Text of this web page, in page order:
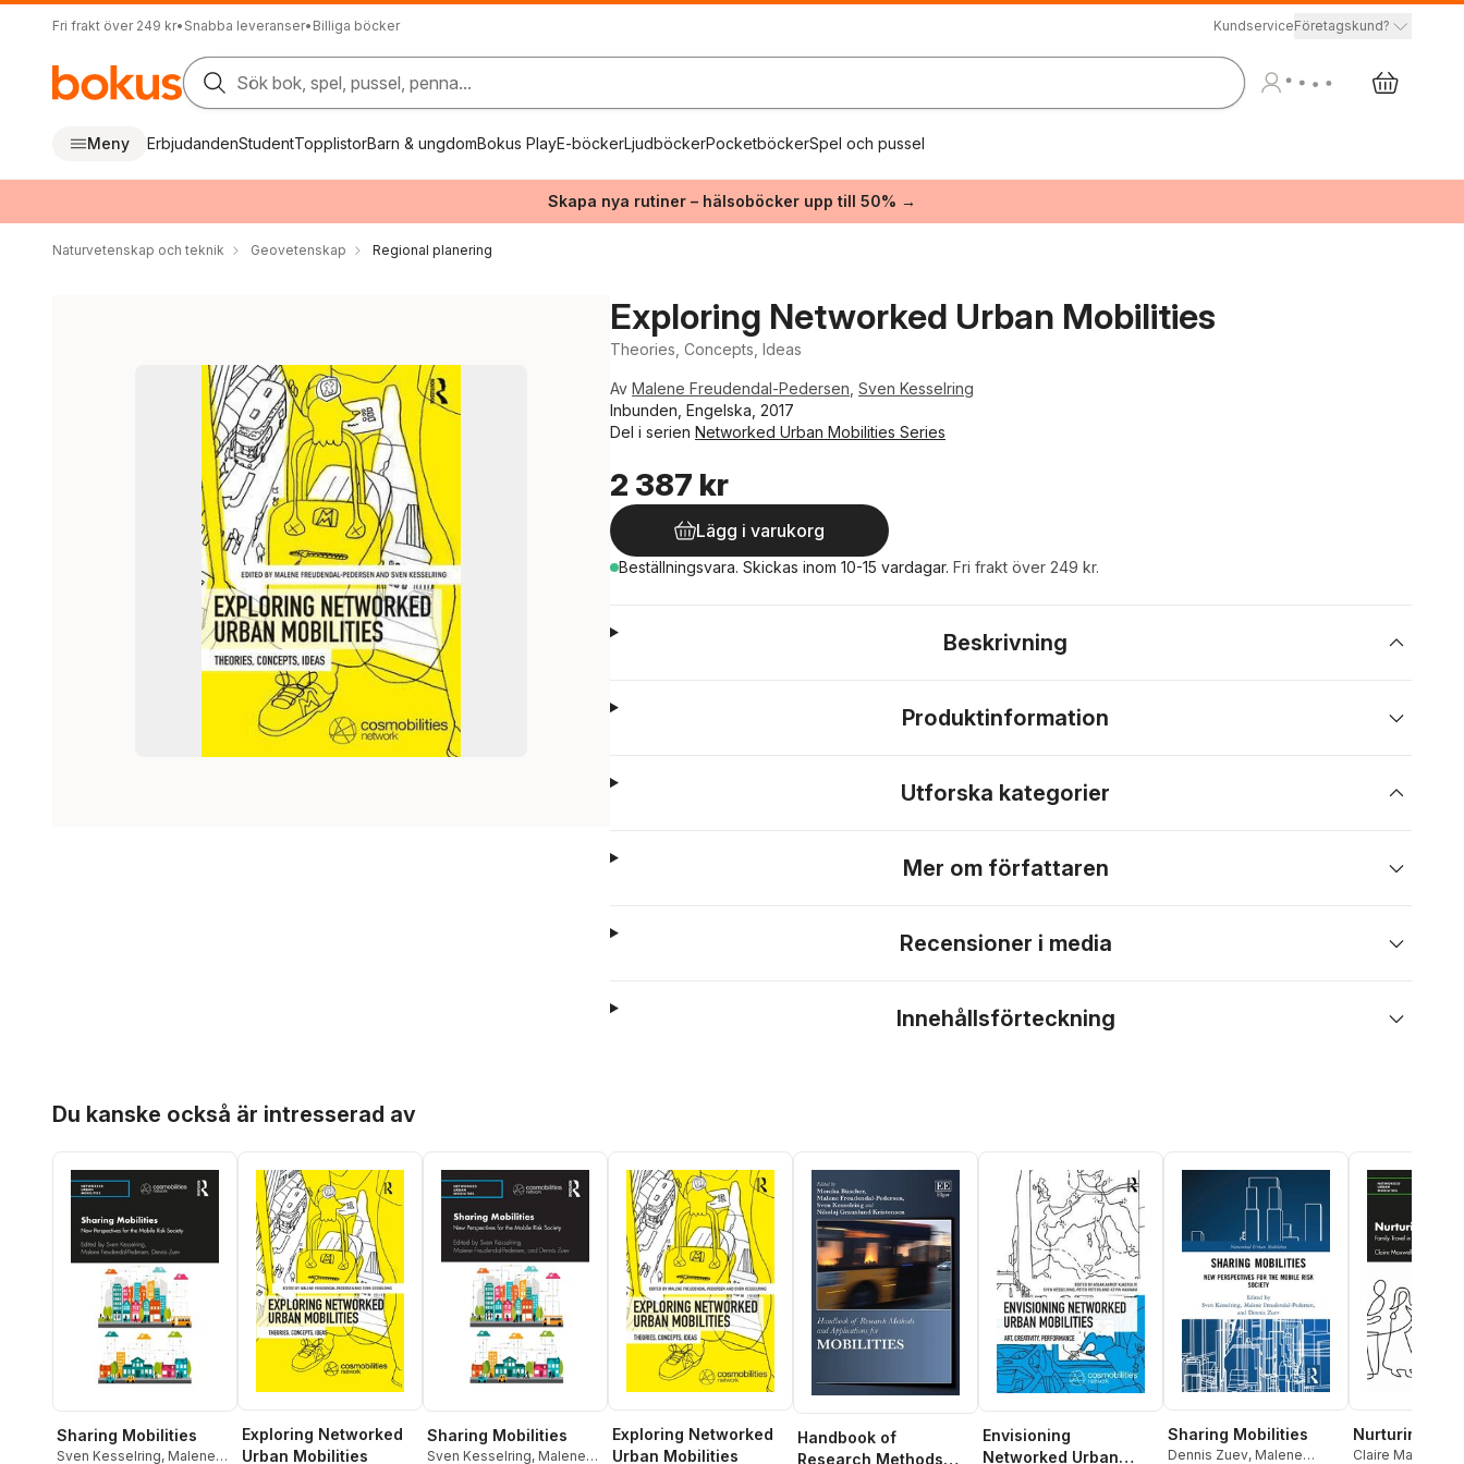
Fri frakt över 249 kr• Snabba leveranser• Billiga böcker KundserviceFöretagskund?
Sök bok, spel, pussel, penna...
Meny ErbjudandenStudentTopplistorBarn & ungdomBokus PlayE-böckerLjudböckerPocketböckerSpel och pussel
Skapa nya rutiner – hälsoböcker upp till 50% →
Naturvetenskap och teknik Geovetenskap Regional planering
Exploring Networked Urban Mobilities
Theories, Concepts, Ideas
Av Malene Freudendal-Pedersen Sven Kesselring
Inbunden, Engelska, 2017
Del i serien Networked Urban Mobilities Series
2 387 kr
Lägg i varukorg
Beställningsvara. Skickas inom 10-15 vardagar. Fri frakt över 249 kr.
Beskrivning
Produktinformation
Utforska kategorier
Mer om författaren
Recensioner i media
Innehållsförteckning
Du kanske också är intresserad av
Sharing Mobilities
Sven Kesselring, Malene
Exploring Networked
Urban Mobilities
Sharing Mobilities
Sven Kesselring, Malene
Exploring Networked
Urban Mobilities
Handbook of
Research Methods
Envisioning
Networked Urban
Sharing Mobilities
Dennis Zuev, Malene
Nurturing
Claire Maxwell